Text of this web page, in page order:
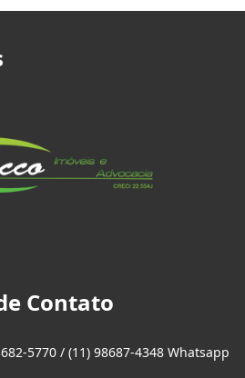
Contato
5770 / (11) 98687-4348 Whatsapp